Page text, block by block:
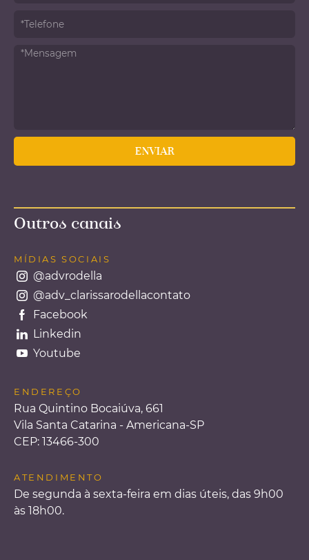
Outros canais
MÍDIAS SOCIAIS
@advrodella
@adv_clarissarodellacontato
Facebook
Linkedin
Youtube
ENDEREÇO
Rua Quintino Bocaiúva, 661
Vila Santa Catarina - Americana-SP
CEP: 13466-300
ATENDIMENTO
De segunda à sexta-feira em dias úteis, das 9h00
às 18h00.